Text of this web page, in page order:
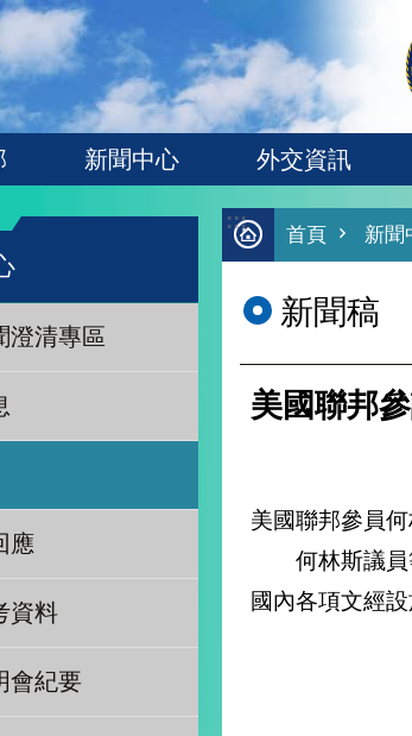
新聞中心 外交資訊
澄清專區
應
資料
會紀要
:::
首頁 新聞
新聞稿
美國聯邦
美國聯邦參員
何林斯議員等
國內各項文經